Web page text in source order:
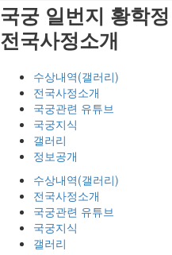
국궁 일번지 황학정
전국사정소개
수상내역(갤러리)
전국사정소개
국궁관련 유튜브
국궁지식
갤러리
정보공개
수상내역(갤러리)
전국사정소개
국궁관련 유튜브
국궁지식
갤러리